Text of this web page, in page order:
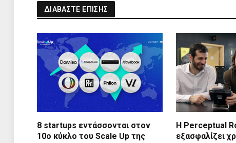
ΔΙΑΒΑΣΤΕ ΕΠΙΣΗΣ
8 startups εντάσσονται στον
10ο κύκλο του Scale Up της
Η Perceptual
εξασφαλίζει